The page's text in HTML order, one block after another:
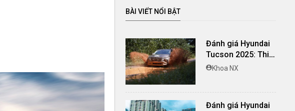
BÀI VIẾT NỔI BẬT
Đánh giá Hyundai
Tucson 2025: Thiết
kế bắt mắt, nội thất
Khoa NX
Đánh giá Hyundai